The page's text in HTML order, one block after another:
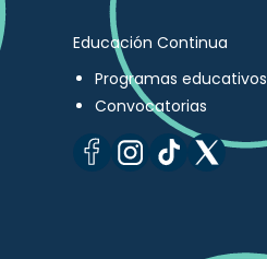
Educación Continua
Programas educativos
Convocatorias